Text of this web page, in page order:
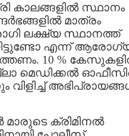
കാലങ്ങളിൽ സ്ഥാനം
മാത്രം
ലക്ഷ്യ സ്ഥാനത്ത്
എന്ന്
10 %
മെഡിക്കൽ
വിളിച്ച്
ക്രിമിനൽ